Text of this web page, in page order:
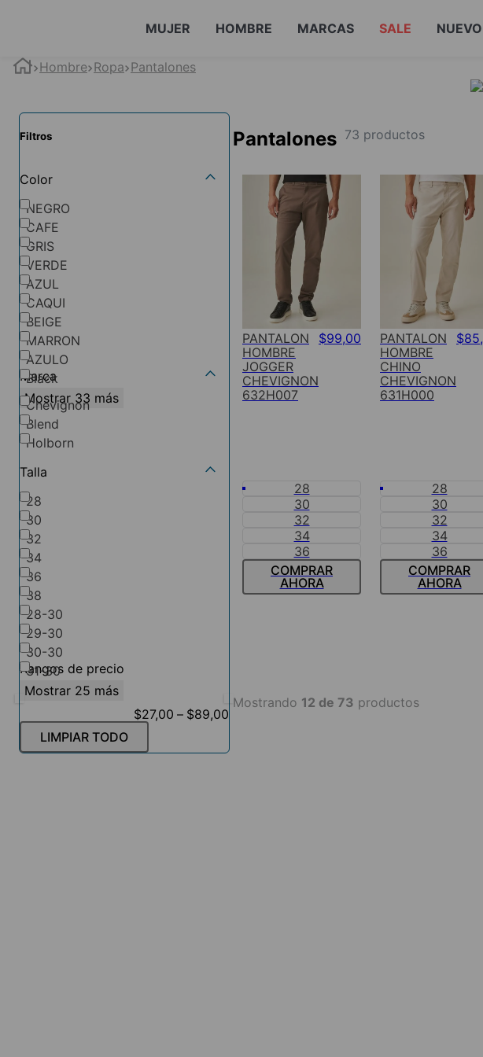
MUJER HOMBRE MARCAS SALE NUEVO
Hombre Ropa Pantalones
Filtros
Color
NEGRO
CAFE
GRIS
VERDE
AZUL
CAQUI
BEIGE
MARRON
AZULO
Black
Mostrar 33 más
Marca
Chevignon
Blend
Holborn
Talla
28
30
32
34
36
38
28-30
29-30
30-30
31-30
Mostrar 25 más
Rangos de precio
$27,00 – $89,00
LIMPIAR TODO
Pantalones 73 productos
PANTALON
HOMBRE
JOGGER
CHEVIGNON
632H007
$99,00
28
30
32
34
36
COMPRAR
AHORA
PANTALON
HOMBRE
CHINO
CHEVIGNON
631H000
$85,
28
30
32
34
36
COMPRAR
AHORA
Mostrando 12 de 73 productos